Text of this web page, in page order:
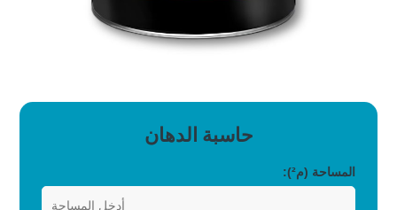
حاسبة الدهان
المساحة (م²):